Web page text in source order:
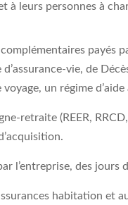
à leurs personnes à
payés
d’assurance-vie, de
voyage, un régime
retraite (REER,
l’entreprise, des jours
habitation et